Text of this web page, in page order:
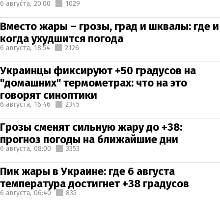
6 августа, 20:00 1029
Вместо жары – грозы, град и шквалы: где и
когда ухудшится погода
6 августа, 18:54 2126
Украинцы фиксируют +50 градусов на
"домашних" термометрах: что на это
говорят синоптики
6 августа, 16:46 2345
Грозы сменят сильную жару до +38:
прогноз погоды на ближайшие дни
6 августа, 08:00 3353
Пик жары в Украине: где 6 августа
температура достигнет +38 градусов
6 августа, 06:40 835